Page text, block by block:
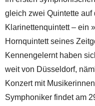
gleich zwei Quintette auf
Klarinettenquintett – ein
Hornquintett seines
Kennengelernt haben
weit von Düsseldorf,
Konzert mit
Symphoniker findet am